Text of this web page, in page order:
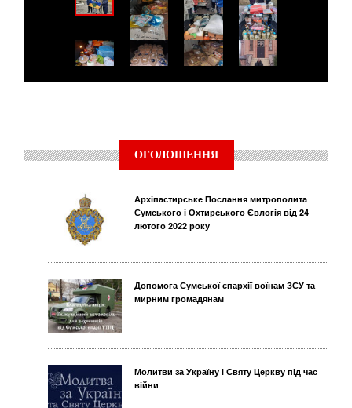
ОГОЛОШЕННЯ
Архіпастирське Послання митрополита
Сумського і Охтирського Євлогія від 24
лютого 2022 року
Допомога Сумської єпархії воїнам ЗСУ та
мирним громадянам
Молитви за Україну і Святу Церкву під час
війни